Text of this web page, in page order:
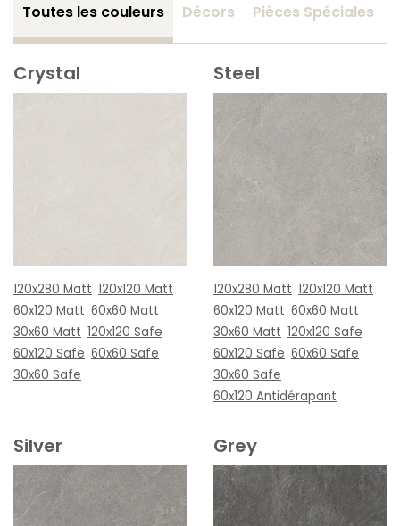
Toutes les couleurs Décors Pièces Spéciales
Crystal
120x280 Matt 120x120 Matt
60x120 Matt 60x60 Matt
30x60 Matt 120x120 Safe
60x120 Safe 60x60 Safe
30x60 Safe
Steel
120x280 Matt 120x120 Matt
60x120 Matt 60x60 Matt
30x60 Matt 120x120 Safe
60x120 Safe 60x60 Safe
30x60 Safe
60x120 Antidérapant
Silver Grey